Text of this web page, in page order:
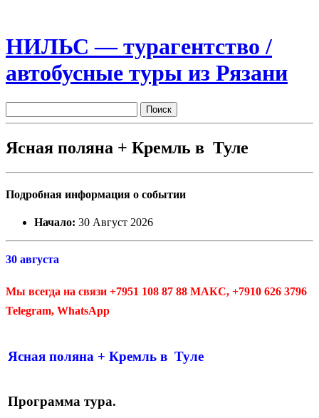
НИЛЬС — турагентство /
автобусные туры из Рязани
Ясная поляна + Кремль в Туле
Подробная информация о событии
Начало: 30 Август 2026
30 августа
Мы всегда на связи +7951 108 87 88 МАКС, +7910 626 3796
Telegram, WhatsApp
Ясная поляна + Кремль в Туле
Программа тура.